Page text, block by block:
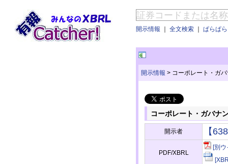
開示情報 ｜ 全文検索 ｜ ぱらぱ
開示情報 > コーポレート・ガ
コーポレート・ガバナ
開示者 【
PDF/XBRL
[別ウ